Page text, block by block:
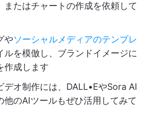
またはチャートの作成を依頼して
やソーシャルメディアのテンプレ
ルを模倣し、ブランドイメージに
作成します
デオ制作には、DALL•EやSora AI
他のAIツールもぜひ活用してみて